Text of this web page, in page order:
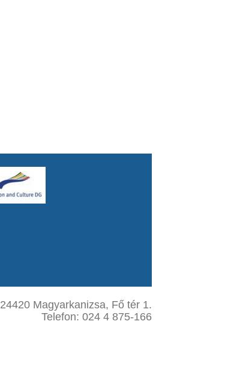
24420 Magyarkanizsa, Fő tér 1.
Telefon: 024 4 875-166